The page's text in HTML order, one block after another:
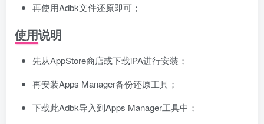
再使用Adbk文件还原即可；
使用说明
先从AppStore商店或下载iPA进行安装；
再安装Apps Manager备份还原工具；
下载此Adbk导入到Apps Manager工具中；